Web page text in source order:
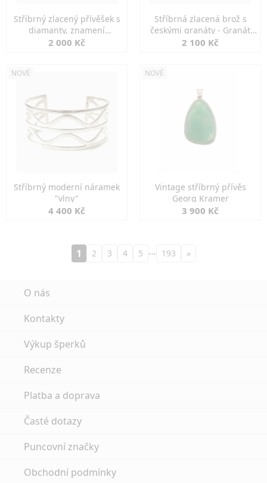
Stříbrný zlacený přívěšek s
diamanty, znamení
KOZOROH
2 000 Kč
Stříbrná zlacená brož s
českými granáty - Granát
Turnov
2 100 Kč
NOVÉ
Stříbrný moderní náramek
"vlny"
4 400 Kč
NOVÉ
Vintage stříbrný přívěs
Georg Kramer
3 900 Kč
1 2 3 4 5 … 193 »
O nás
Kontakty
Výkup šperků
Recenze
Platba a doprava
Časté dotazy
Puncovní značky
Obchodní podmínky